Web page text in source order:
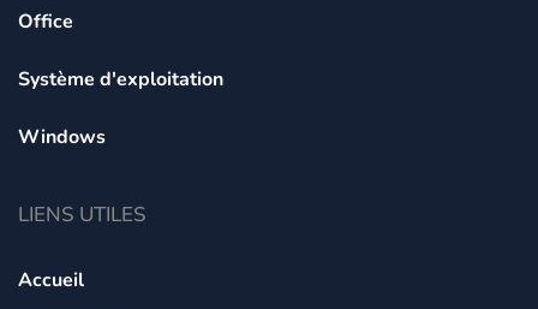
Office
Système d'exploitation
Windows
LIENS UTILES
Accueil